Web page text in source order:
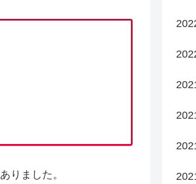
りました。